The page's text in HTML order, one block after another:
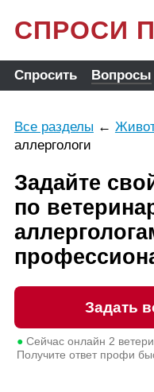
СПРОСИ
Спросить Вопросы
Все разделы ←
аллергологи
Задайте
по
Задать
●Сейчас онлайн 2
Получите ответ профи